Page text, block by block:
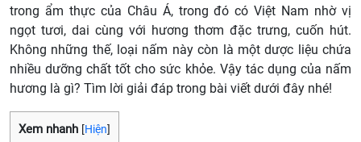
trong ẩm thực của Châu Á, trong đó có Việt Nam nhờ vị
ngọt tươi, dai cùng với hương thơm đặc trưng, cuốn hút.
Không những thế, loại nấm này còn là một dược liệu chứa
nhiều dưỡng chất tốt cho sức khỏe. Vậy tác dụng của nấm
hương là gì? Tìm lời giải đáp trong bài viết dưới đây nhé!
Xem nhanh [Hiện]